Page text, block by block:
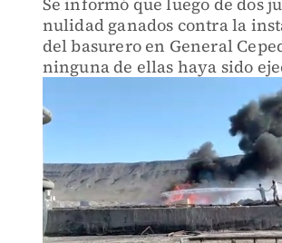
nulidad ganados contra la
del basurero en General
ninguna de ellas haya sido